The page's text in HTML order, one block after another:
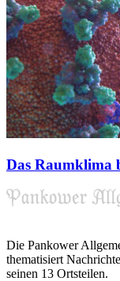
Das Raumklima
Die Pankower
thematisiert
seinen 13 Ortsteilen.